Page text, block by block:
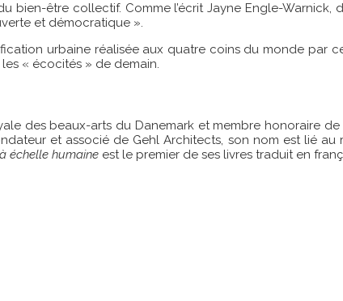
être collectif. Comme l’écrit Jayne Engle-Warnick,
et démocratique ».
urbaine réalisée aux quatre coins du monde par
« écocités » de demain.
des beaux-arts du Danemark et membre honoraire
et associé de Gehl Architects, son nom est lié
échelle humaine est le premier de ses livres traduit en